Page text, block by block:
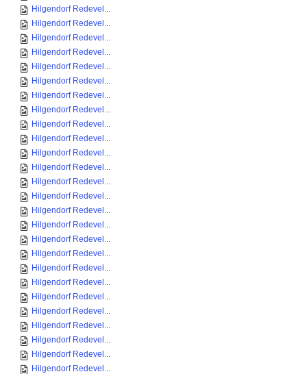
Hilgendorf Redevel...
Hilgendorf Redevel...
Hilgendorf Redevel...
Hilgendorf Redevel...
Hilgendorf Redevel...
Hilgendorf Redevel...
Hilgendorf Redevel...
Hilgendorf Redevel...
Hilgendorf Redevel...
Hilgendorf Redevel...
Hilgendorf Redevel...
Hilgendorf Redevel...
Hilgendorf Redevel...
Hilgendorf Redevel...
Hilgendorf Redevel...
Hilgendorf Redevel...
Hilgendorf Redevel...
Hilgendorf Redevel...
Hilgendorf Redevel...
Hilgendorf Redevel...
Hilgendorf Redevel...
Hilgendorf Redevel...
Hilgendorf Redevel...
Hilgendorf Redevel...
Hilgendorf Redevel...
Hilgendorf Redevel...